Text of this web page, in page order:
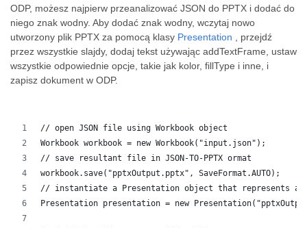
ODP, możesz najpierw przeanalizować JSON do PPTX i dodać do
niego znak wodny. Aby dodać znak wodny, wczytaj nowo
utworzony plik PPTX za pomocą klasy Presentation , przejdź
przez wszystkie slajdy, dodaj tekst używając addTextFrame, ustaw
wszystkie odpowiednie opcje, takie jak kolor, fillType i inne, i
zapisz dokument w ODP.
// open JSON file using Workbook object
Workbook workbook = new Workbook("input.json");
// save resultant file in JSON-TO-PPTX ormat
workbook.save("pptxOutput.pptx", SaveFormat.AUTO);
// instantiate a Presentation object that represents a
Presentation presentation = new